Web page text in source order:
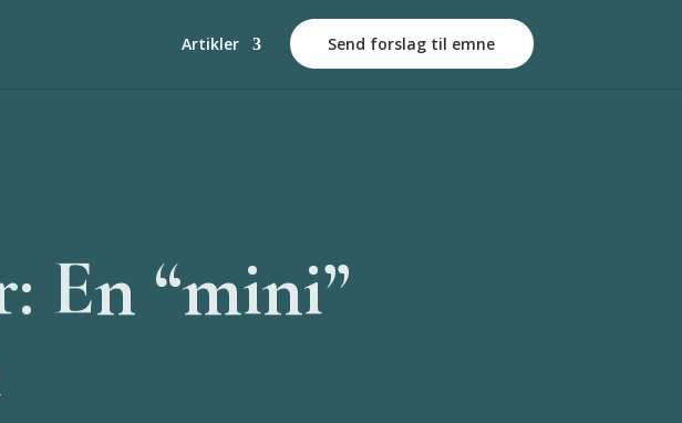
Artikler Send forslag til emne
En “mini”